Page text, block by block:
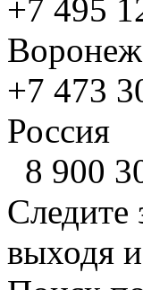
+7 495
Воронеж
+7 473
Россия
8 900
выходя